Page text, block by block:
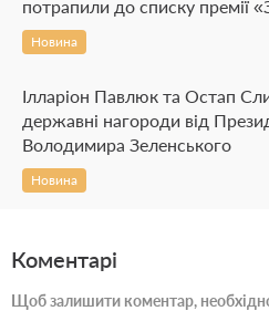
потрапили до списку премії
Новина
Ілларіон Павлюк та Остап
державні нагороди від
Володимира Зеленського
Новина
Коментарі
Щоб залишити коментар,